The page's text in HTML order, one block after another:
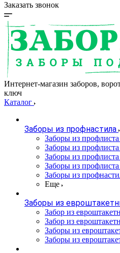
Заказать звонок
Интернет-магазин заборов,
ключ
Каталог
Заборы из профнастила
Заборы из профлиста
Заборы из
Заборы из
Заборы из
Заборы из
Еще
Заборы из
Забор из
Забор из
Заборы из
Заборы из